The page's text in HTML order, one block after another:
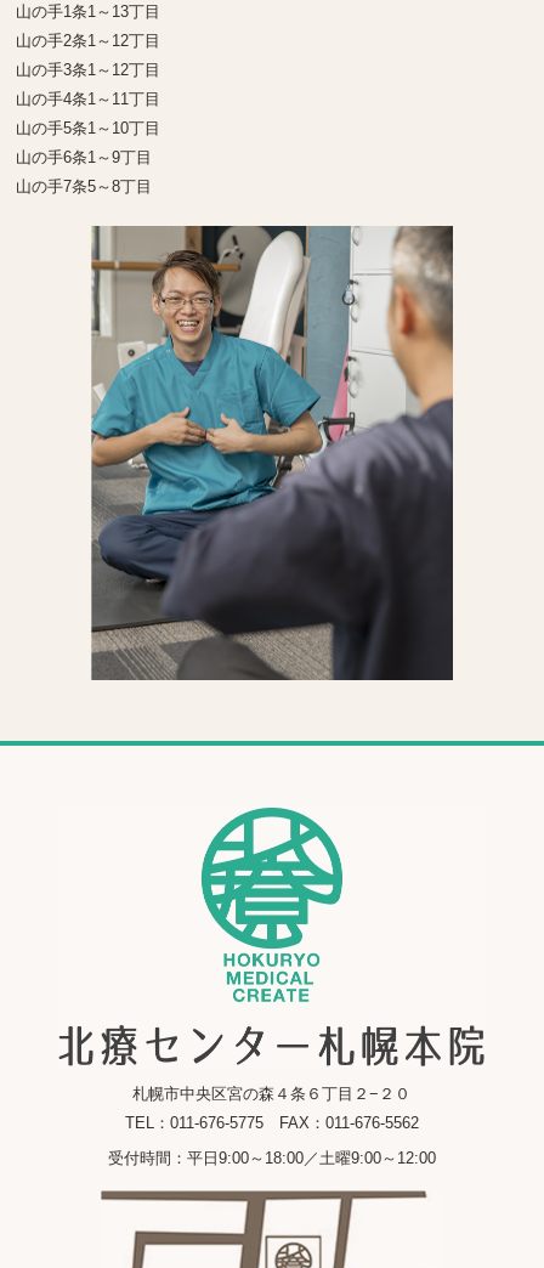
山の手1条1～13丁目
山の手2条1～12丁目
山の手3条1～12丁目
山の手4条1～11丁目
山の手5条1～10丁目
山の手6条1～9丁目
山の手7条5～8丁目
札幌市中央区宮の森４条６丁目２−２０
TEL：011-676-5775 FAX：011-676-5562
受付時間：平日9:00～18:00／土曜9:00～12:00